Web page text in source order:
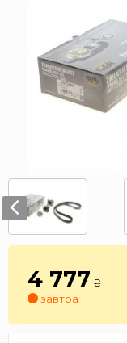
4 777 ₴
завтра